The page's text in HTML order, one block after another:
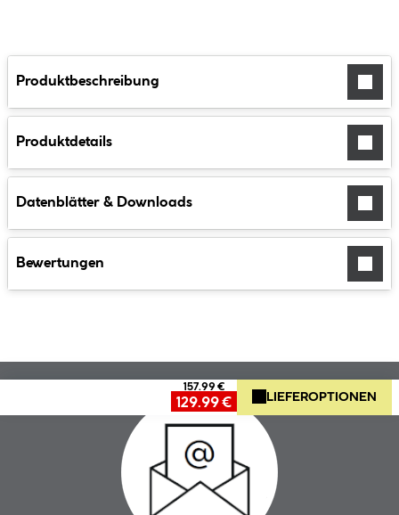
Produktbeschreibung
Produktdetails
Datenblätter & Downloads
Bewertungen
157.99 €
129.99 € LIEFEROPTIONEN